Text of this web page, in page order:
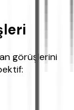
görüşlerini